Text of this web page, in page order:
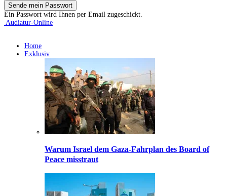
Ein Passwort wird Ihnen per Email zugeschickt.
Audiatur-Online
Home
Exklusiv
Warum Israel dem Gaza-Fahrplan des Board of
Peace misstraut